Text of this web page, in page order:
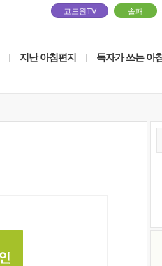
고도원TV 솔패
지난 아침편지 독자가 쓰는 아